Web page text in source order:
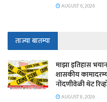
AUGUST 6, 2026
ताज्या बातम्या
माझा इतिहास
शासकीय
नोंदणीवेळी थेट
AUGUST 8, 2026